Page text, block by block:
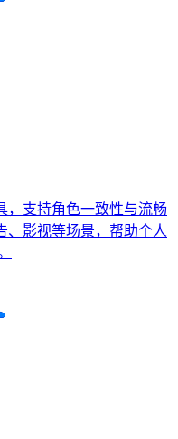
，支持角色一致性与流畅
、影视等场景，帮助个人